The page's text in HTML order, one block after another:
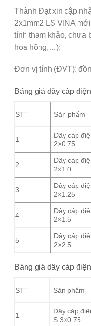
Thành Đạt xin cập
2x1mm2 LS VINA
tính tham khảo, chưa
hoa hồng,…):
Đơn vị tính (ĐVT):
Bảng giá dây cáp
STT Sản phẩm
1
Dây cáp
2×0.75
2
Dây cáp
2×1.0
3
Dây cáp
2×1.25
4
Dây cáp
2×1.5
5
Dây cáp
2×2.5
Bảng giá dây cáp
STT Sản phẩm
1
Dây cáp
S 3×0.75